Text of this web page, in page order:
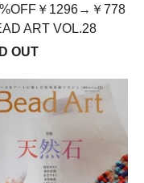
￥1296→￥778
ART VOL.28
OUT